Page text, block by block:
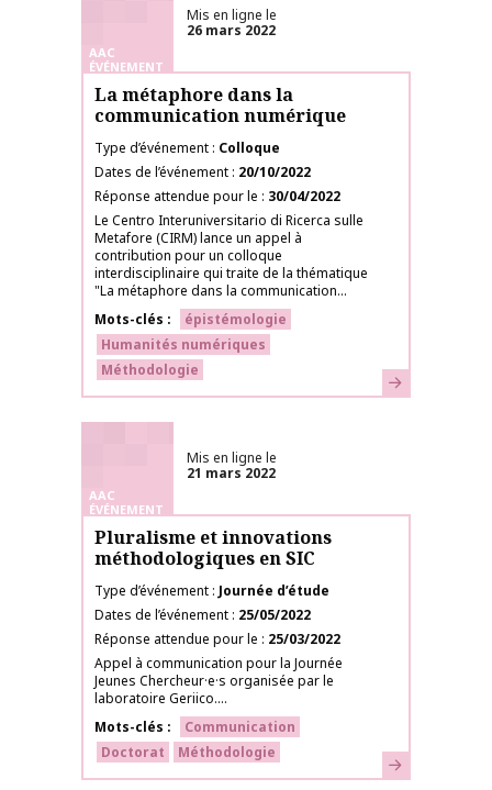
AAC
ÉVÉNEMENT
Mis en ligne le
26 mars 2022
La métaphore dans la
communication numérique
Type d’événement Colloque
Dates de l’événement 20/10/2022
Réponse attendue pour le
30/04/2022
Le Centro Interuniversitario di Ricerca sulle
Metafore (CIRM) lance un appel à
contribution pour un colloque
interdisciplinaire qui traite de la thématique
"La métaphore dans la communication...
Mots-clés
épistémologie
Humanités numériques
Méthodologie
En savoir plus
AAC
ÉVÉNEMENT
Mis en ligne le
21 mars 2022
Pluralisme et innovations
méthodologiques en SIC
Type d’événement Journée d’étude
Dates de l’événement 25/05/2022
Réponse attendue pour le
25/03/2022
Appel à communication pour la Journée
Jeunes Chercheur·e·s organisée par le
laboratoire Geriico....
Mots-clés
Communication
Doctorat
Méthodologie En savoir plus